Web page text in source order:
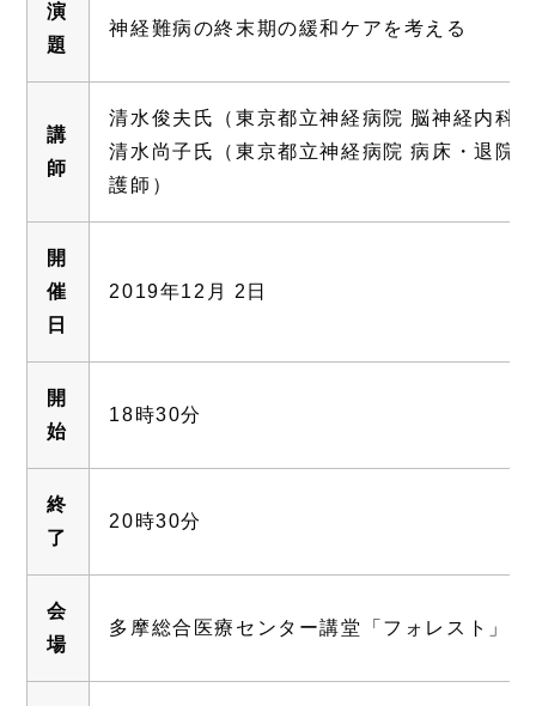
演
題
神経難病の終末期の緩和ケアを考える
講
師
清水俊夫氏（東京都立神経病院 脳神経内科
清水尚子氏（東京都立神経病院 病床・退
護師）
開
催
日
2019年12月 2日
開
始
18時30分
終
了
20時30分
会
場
多摩総合医療センター講堂「フォレスト」